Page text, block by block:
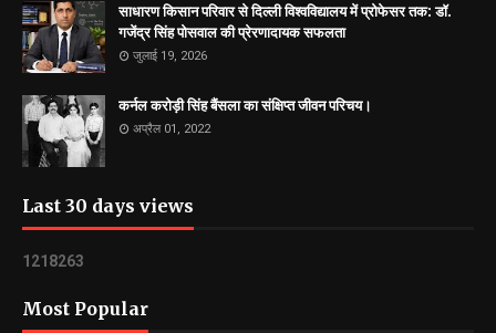
साधारण किसान परिवार से दिल्ली विश्वविद्यालय में प्रोफेसर तक: डॉ.
गजेंद्र सिंह पोसवाल की प्रेरणादायक सफलता
जुलाई 19, 2026
कर्नल करोड़ी सिंह बैंसला का संक्षिप्त जीवन परिचय।
अप्रैल 01, 2022
Last 30 days views
1 21 8263
Most Popular